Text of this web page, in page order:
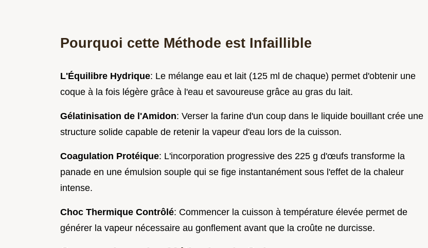
Pourquoi cette Méthode est Infaillible
L'Équilibre Hydrique: Le mélange eau et lait (125 ml de chaque) permet d'obtenir une
coque à la fois légère grâce à l'eau et savoureuse grâce au gras du lait.
Gélatinisation de l'Amidon: Verser la farine d'un coup dans le liquide bouillant crée une
structure solide capable de retenir la vapeur d'eau lors de la cuisson.
Coagulation Protéique: L'incorporation progressive des 225 g d'œufs transforme la
panade en une émulsion souple qui se fige instantanément sous l'effet de la chaleur
intense.
Choc Thermique Contrôlé: Commencer la cuisson à température élevée permet de
générer la vapeur nécessaire au gonflement avant que la croûte ne durcisse.